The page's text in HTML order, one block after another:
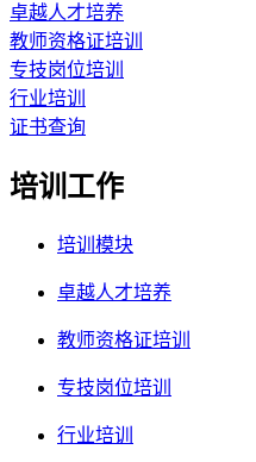
卓越人才培养
教师资格证培训
专技岗位培训
行业培训
证书查询
培训工作
培训模块
卓越人才培养
教师资格证培训
专技岗位培训
行业培训